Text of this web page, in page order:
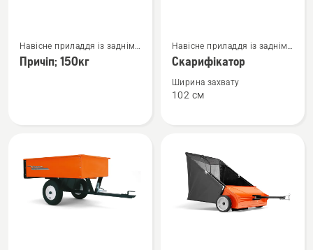
більше
деталей
Навісне приладдя із заднім
кріпленням
Причіп; 150кг
більше
деталей
про
Скарифікатор
Навісне приладдя із заднім
кріпленням
Скарифікатор
Ширина захвату
102 см